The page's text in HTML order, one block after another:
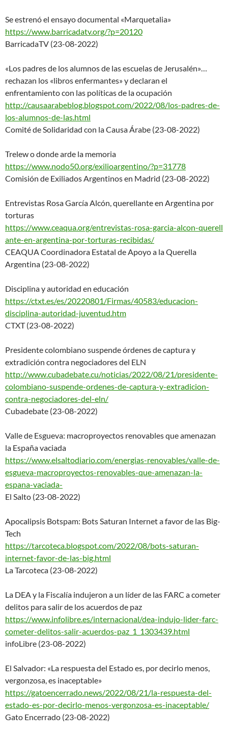
Se estrenó el ensayo documental «Marquetalia»
https://www.barricadatv.org/?p=20120
BarricadaTV (23-08-2022)
«Los padres de los alumnos de las escuelas de Jerusalén»…
rechazan los «libros enfermantes» y declaran el
enfrentamiento con las políticas de la ocupación
http://causaarabeblog.blogspot.com/2022/08/los-padres-de-
los-alumnos-de-las.html
Comité de Solidaridad con la Causa Árabe (23-08-2022)
Trelew o donde arde la memoria
https://www.nodo50.org/exilioargentino/?p=31778
Comisión de Exiliados Argentinos en Madrid (23-08-2022)
Entrevistas Rosa García Alcón, querellante en Argentina por
torturas
https://www.ceaqua.org/entrevistas-rosa-garcia-alcon-querell
ante-en-argentina-por-torturas-recibidas/
CEAQUA Coordinadora Estatal de Apoyo a la Querella
Argentina (23-08-2022)
Disciplina y autoridad en educación
https://ctxt.es/es/20220801/Firmas/40583/educacion-
disciplina-autoridad-juventud.htm
CTXT (23-08-2022)
Presidente colombiano suspende órdenes de captura y
extradición contra negociadores del ELN
http://www.cubadebate.cu/noticias/2022/08/21/presidente-
colombiano-suspende-ordenes-de-captura-y-extradicion-
contra-negociadores-del-eln/
Cubadebate (23-08-2022)
Valle de Esgueva: macroproyectos renovables que amenazan
la España vaciada
https://www.elsaltodiario.com/energias-renovables/valle-de-
esgueva-macroproyectos-renovables-que-amenazan-la-
espana-vaciada-
El Salto (23-08-2022)
Apocalipsis Botspam: Bots Saturan Internet a favor de las Big-
Tech
https://tarcoteca.blogspot.com/2022/08/bots-saturan-
internet-favor-de-las-big.html
La Tarcoteca (23-08-2022)
La DEA y la Fiscalía indujeron a un líder de las FARC a cometer
delitos para salir de los acuerdos de paz
https://www.infolibre.es/internacional/dea-indujo-lider-farc-
cometer-delitos-salir-acuerdos-paz_1_1303439.html
infoLibre (23-08-2022)
El Salvador: «La respuesta del Estado es, por decirlo menos,
vergonzosa, es inaceptable»
https://gatoencerrado.news/2022/08/21/la-respuesta-del-
estado-es-por-decirlo-menos-vergonzosa-es-inaceptable/
Gato Encerrado (23-08-2022)